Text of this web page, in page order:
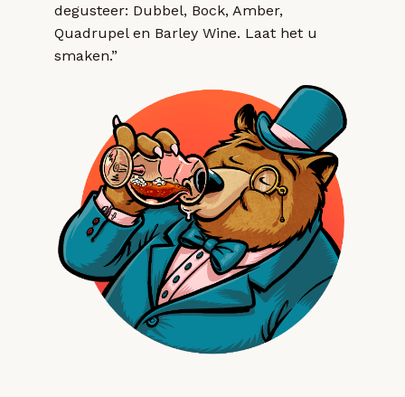
degusteer: Dubbel, Bock, Amber,
Quadrupel en Barley Wine. Laat het u
smaken.”